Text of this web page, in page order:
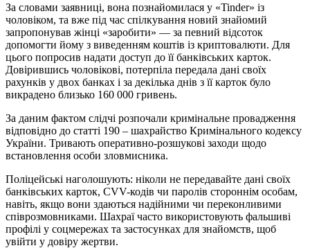
За словами заявниці, вона познайомилася у «Tinder» із
чоловіком, та вже під час спілкування новий знайомий
запропонував жінці «заробити» — за певний відсоток
допомогти йому з виведенням коштів із криптовалюти. Для
цього попросив надати доступ до її банківських карток.
Довірившись чоловікові, потерпіла передала дані своїх
рахунків у двох банках і за декілька днів з її карток було
викрадено близько 160 000 гривень.
За даним фактом слідчі розпочали кримінальне провадження
відповідно до статті 190 – шахрайство Кримінального кодексу
України. Тривають оперативно-розшукові заходи щодо
встановлення особи зловмисника.
Поліцейські наголошують: ніколи не передавайте дані своїх
банківських карток, CVV-кодів чи паролів стороннім особам,
навіть, якщо вони здаються надійними чи переконливими
співрозмовниками. Шахраї часто використовують фальшиві
профілі у соцмережах та застосунках для знайомств, щоб
увійти у довіру жертви.